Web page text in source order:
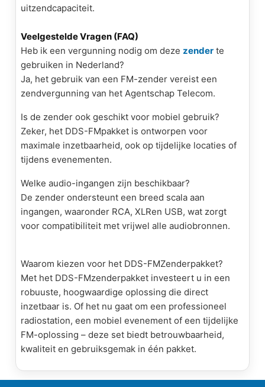
uitzendcapaciteit.
Veelgestelde Vragen (FAQ)
Heb ik een vergunning nodig om deze zender te
gebruiken in Nederland?
Ja, het gebruik van een FM-zender vereist een
zendvergunning van het Agentschap Telecom.
Is de zender ook geschikt voor mobiel gebruik?
Zeker, het DDS-FMpakket is ontworpen voor
maximale inzetbaarheid, ook op tijdelijke locaties of
tijdens evenementen.
Welke audio-ingangen zijn beschikbaar?
De zender ondersteunt een breed scala aan
ingangen, waaronder RCA, XLRen USB, wat zorgt
voor compatibiliteit met vrijwel alle audiobronnen.
Waarom kiezen voor het DDS-FMZenderpakket?
Met het DDS-FMzenderpakket investeert u in een
robuuste, hoogwaardige oplossing die direct
inzetbaar is. Of het nu gaat om een professioneel
radiostation, een mobiel evenement of een tijdelijke
FM-oplossing – deze set biedt betrouwbaarheid,
kwaliteit en gebruiksgemak in één pakket.